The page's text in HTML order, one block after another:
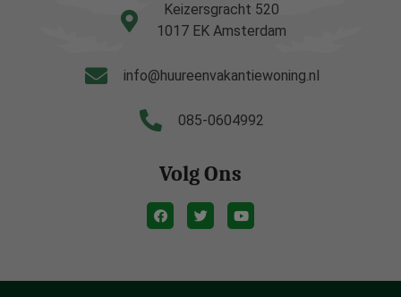
Keizersgracht 520
1017 EK Amsterdam
info@huureenvakantiewoning.nl
085-0604992
Volg Ons